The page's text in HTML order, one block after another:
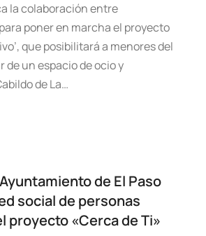
la colaboración entre
poner en marcha el proyecto
que posibilitará a menores del
un espacio de ocio y
de La…
de El Paso
social de personas
proyecto «Cerca de Ti»